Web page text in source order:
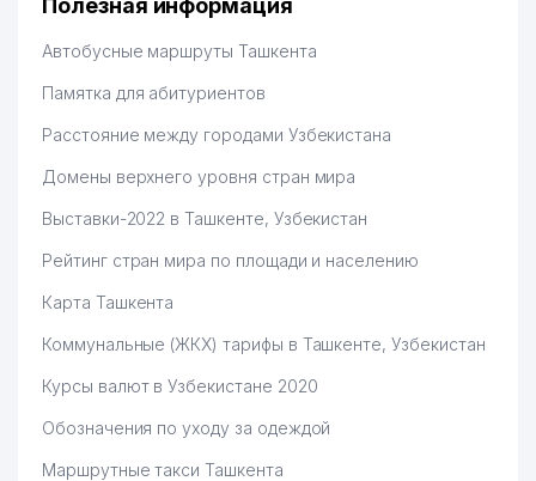
Hamida 03.08.2026 12:45:39
Полезная информация
Автобусные маршруты Ташкента
Памятка для абитуриентов
Расстояние между городами Узбекистана
Домены верхнего уровня стран мира
Выставки-2022 в Ташкенте, Узбекистан
Рейтинг стран мира по площади и населению
Карта Ташкента
Коммунальные (ЖКХ) тарифы в Ташкенте, Узбекистан
Курсы валют в Узбекистане 2020
Обозначения по уходу за одеждой
Маршрутные такси Ташкента